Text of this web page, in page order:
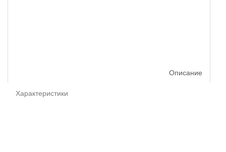
Описание
Характеристики